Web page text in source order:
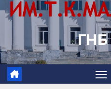
ГНБ